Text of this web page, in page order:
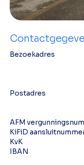
Bezoekadres
Postadres
AFM
KiFiD
KvK
IBAN